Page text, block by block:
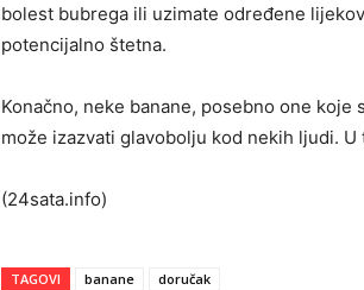
bolest bubrega ili uzimate određene
potencijalno štetna.
Konačno, neke banane, posebno one
može izazvati glavobolju kod nekih ljudi.
(24sata.info)
TAGOVI banane doručak